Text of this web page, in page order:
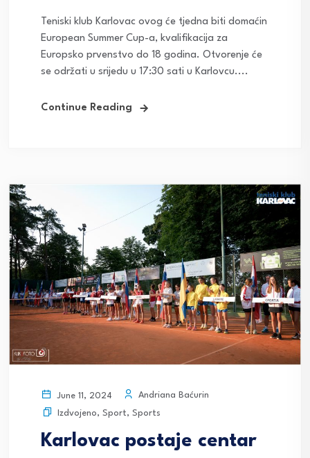
Teniski klub Karlovac ovog će tjedna biti domaćin
European Summer Cup-a, kvalifikacija za
Europsko prvenstvo do 18 godina. Otvorenje će
se održati u srijedu u 17:30 sati u Karlovcu....
Continue Reading
June 11, 2024
Andriana Baćurin
Izdvojeno, Sport, Sports
Karlovac postaje centar